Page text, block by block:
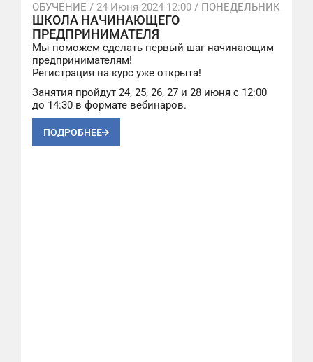
ОБУЧЕНИЕ / 24 Июня 2024 12:00 / ПОНЕДЕЛЬНИК
ШКОЛА НАЧИНАЮЩЕГО
ПРЕДПРИНИМАТЕЛЯ
Мы поможем сделать первый шаг начинающим
предпринимателям!
Регистрация на курс уже открыта!
Занятия пройдут 24, 25, 26, 27 и 28 июня с 12:00
до 14:30 в формате вебинаров.
ПОДРОБНЕЕ